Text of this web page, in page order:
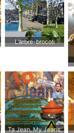
L’arbre-brocoli
Ta Jean, My Jeans,